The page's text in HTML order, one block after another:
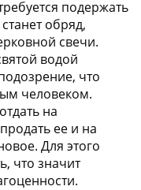
подержать
обряд,
свечи.
водой
что
человеком.
на
ее и на
Для этого
что значит